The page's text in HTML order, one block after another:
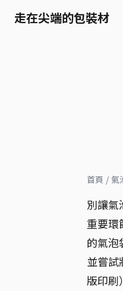
走在尖端的包裝材
首頁 / 氣
別讓氣
重要環
的氣泡
並嘗
版印刷